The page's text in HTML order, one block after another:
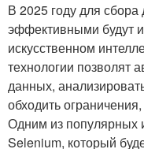
В 2025 году для
эффективными будут
искусственном
технологии позволят
данных,
обходить
Одним из популярных
Selenium, который